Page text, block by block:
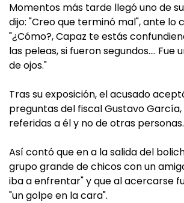
Momentos más tarde llegó uno de
dijo: "Creo que terminó mal", ante lo
"¿Cómo?, Capaz te estás
las peleas, si fueron segundos…. Fue
de ojos."
Tras su exposición, el acusado
preguntas del fiscal Gustavo
referidas a él y no de otras personas.
Así contó que en a la salida del
grupo grande de chicos con un
iba a enfrentar" y que al acercarse
"un golpe en la cara".